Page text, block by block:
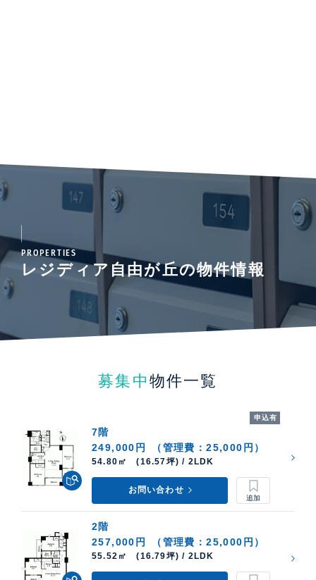
PROPERTIES
レジディア自由が丘の物件情報
募集中 物件一覧
申込有
7階
249,000円
（管理費：25,000円）
54.80㎡ (16.57坪) / 2LDK
お問い合わせ
2階
257,000円
（管理費：25,000円）
55.52㎡ (16.79坪) / 2LDK